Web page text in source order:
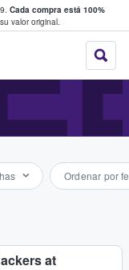
Cada compra está 100%
valor original.
donde
Ordenar por
at